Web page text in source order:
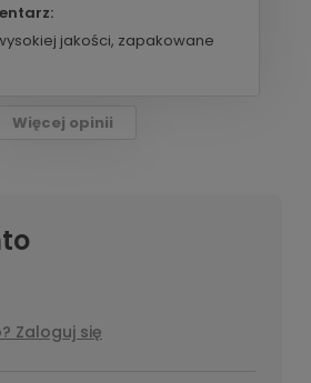
jakości, zapakowane
Więcej opinii
Zaloguj się